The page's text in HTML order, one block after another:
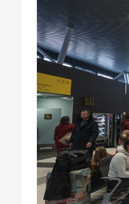
Как ГК «МИР
создают оазис
комфорта под